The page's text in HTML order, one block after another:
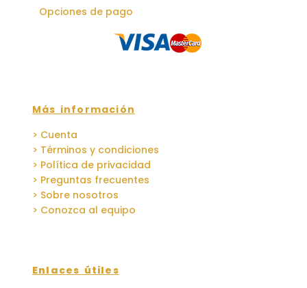
Opciones de pago
Más información
> Cuenta
> Términos y condiciones
> Política de privacidad
> Preguntas frecuentes
> Sobre nosotros
> Conozca al equipo
Enlaces útiles